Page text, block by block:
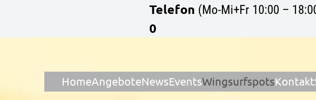
Telefon (Mo-Mi+Fr 10:00 –
0
HomeAngeboteNewsEventsWingsurfspotsKontakt